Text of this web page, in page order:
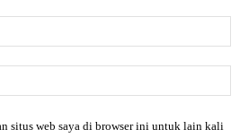
situs web saya di browser ini untuk lain kali